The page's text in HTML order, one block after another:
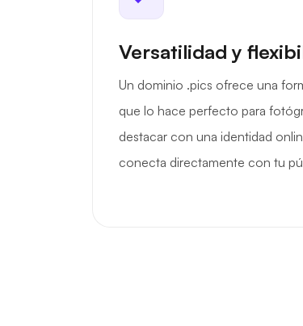
Versatilidad y
Un dominio .pics ofrece una
que lo hace perfecto para
destacar con una identidad
conecta directamente con tu